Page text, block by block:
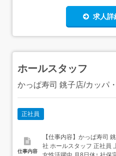
求人詳
ホールスタッフ
かっぱ寿司 銚子店/カッパ
正社員
仕事内容
【仕事内容】かっぱ寿司
社 ホールスタッフ 正社員 上場企業 残40時間↓ 中途50%↑